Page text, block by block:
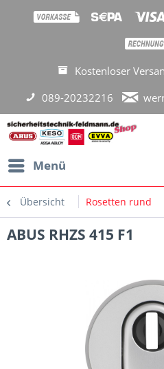
Kostenloser
089-20232216
Menü
Übersicht Rosetten rund
ABUS RHZS 415 F1